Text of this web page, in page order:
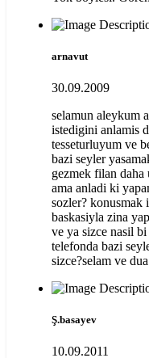
arnavut
30.09.2009
selamun aleykum
istedigini anlamis
tesseturluyum ve
bazi seyler
gezmek filan
ama anladi ki
sozler?
baskasiyla zina
ve ya sizce nasil
telefonda bazi
sizce?selam ve
Ş.basayev
10.09.2011